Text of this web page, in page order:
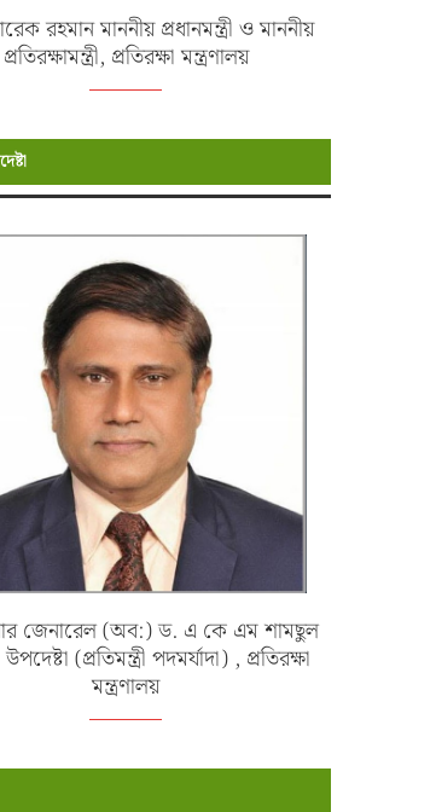
রহমান মাননীয় প্রধানমন্ত্রী ও মাননীয়
প্রতিরক্ষামন্ত্রী, প্রতিরক্ষা মন্ত্রণালয়
জেনারেল (অব:) ড. এ কে এম শামছুল
(প্রতিমন্ত্রী পদমর্যাদা) , প্রতিরক্ষা
মন্ত্রণালয়